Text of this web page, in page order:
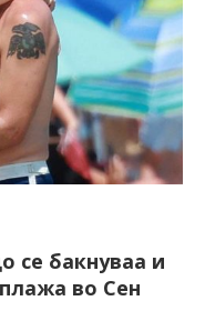
се бакнуваа и
во Сен